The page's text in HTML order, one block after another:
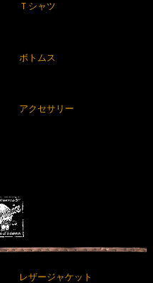
Ｔシャツ
ボトムス
アクセサリー
レザージャケット